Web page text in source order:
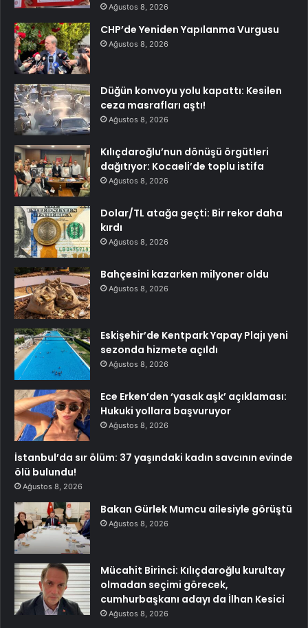
Ağustos 8, 2026
CHP’de Yeniden Yapılanma Vurgusu
Ağustos 8, 2026
Düğün konvoyu yolu kapattı: Kesilen
ceza masrafları aştı!
Ağustos 8, 2026
Kılıçdaroğlu’nun dönüşü örgütleri
dağıtıyor: Kocaeli’de toplu istifa
Ağustos 8, 2026
Dolar/TL atağa geçti: Bir rekor daha
kırdı
Ağustos 8, 2026
Bahçesini kazarken milyoner oldu
Ağustos 8, 2026
Eskişehir’de Kentpark Yapay Plajı yeni
sezonda hizmete açıldı
Ağustos 8, 2026
Ece Erken’den ‘yasak aşk’ açıklaması:
Hukuki yollara başvuruyor
Ağustos 8, 2026
İstanbul’da sır ölüm: 37 yaşındaki kadın savcının evinde
ölü bulundu!
Ağustos 8, 2026
Bakan Gürlek Mumcu ailesiyle görüştü
Ağustos 8, 2026
Mücahit Birinci: Kılıçdaroğlu kurultay
olmadan seçimi görecek,
cumhurbaşkanı adayı da İlhan Kesici
Ağustos 8, 2026